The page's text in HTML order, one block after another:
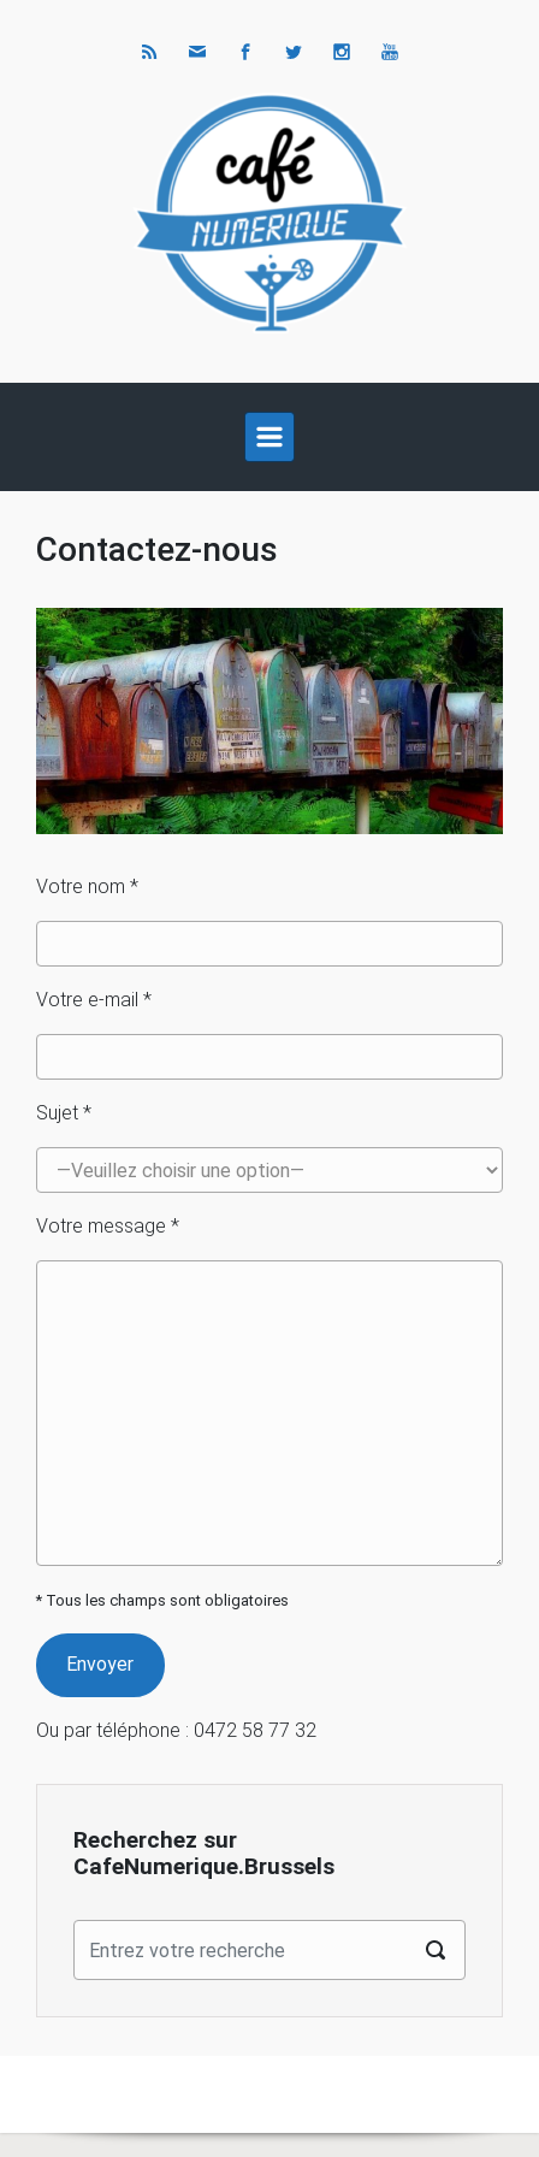
Contactez-nous
Votre nom *
Votre e-mail *
Sujet *
Votre message *
* Tous les champs sont obligatoires
Ou par téléphone : 0472 58 77 32
Recherchez sur
CafeNumerique.Brussels